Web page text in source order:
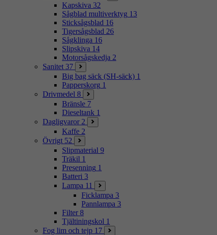
Kapskiva 32
Sågblad multiverktyg 13
Sticksågsblad 16
Tigersågsblad 26
Sågklinga 16
Slipskiva 14
Motorsågskedja 2
Sanitet 37
Big bag säck (SH-säck) 1
Papperskorg 1
Drivmedel 8
Bränsle 7
Dieseltank 1
Dagligvaror 2
Kaffe 2
Övrigt 52
Slipmaterial 9
Träkil 1
Presenning 1
Batteri 3
Lampa 11
Ficklampa 3
Pannlampa 3
Filter 8
Tjältiningskol 1
Fog lim och tejp 17